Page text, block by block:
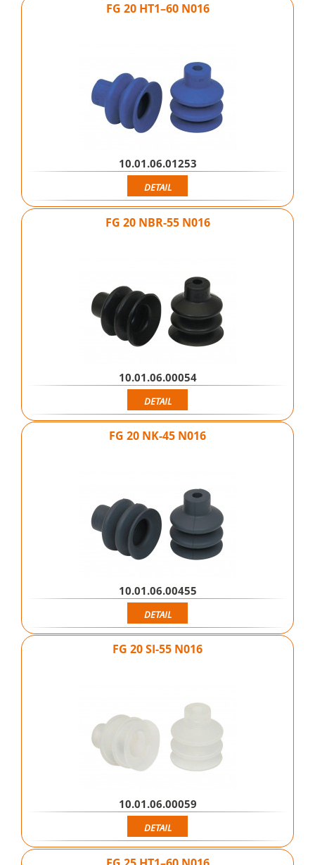
FG 20 HT1–60 N016
10.01.06.01253
DETAIL
FG 20 NBR-55 N016
10.01.06.00054
DETAIL
FG 20 NK-45 N016
10.01.06.00455
DETAIL
FG 20 SI-55 N016
10.01.06.00059
DETAIL